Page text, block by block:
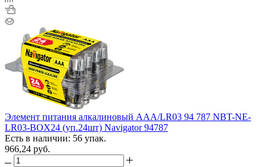
Элемент питания алкалиновый AAA/LR03 94 787 NBT-NE-
LR03-BOX24 (уп.24шт) Navigator 94787
Есть в наличии: 56 упак.
966,24 руб.